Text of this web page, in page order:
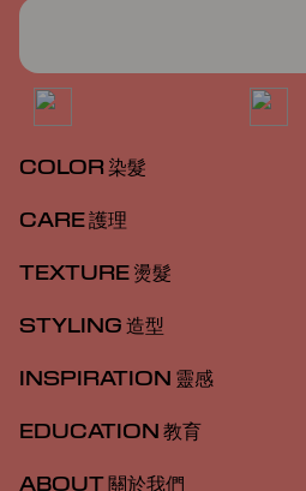
COLOR 染髮
CARE 護理
TEXTURE 燙髮
STYLING 造型
INSPIRATION 靈感
EDUCATION 教育
ABOUT 關於我們